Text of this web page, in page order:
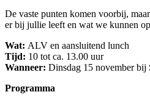
De vaste punten komen voorbij,
er bij jullie leeft en wat we kunnen
Wat: ALV en aansluitend lunch
Tijd: 10 tot ca. 13.00 uur
Wanneer: Dinsdag 15 november
Programma